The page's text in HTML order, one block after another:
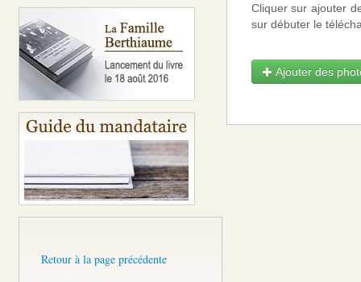
Retour à la page précédente
Cliquer sur ajouter
sur débuter le
Ajouter des